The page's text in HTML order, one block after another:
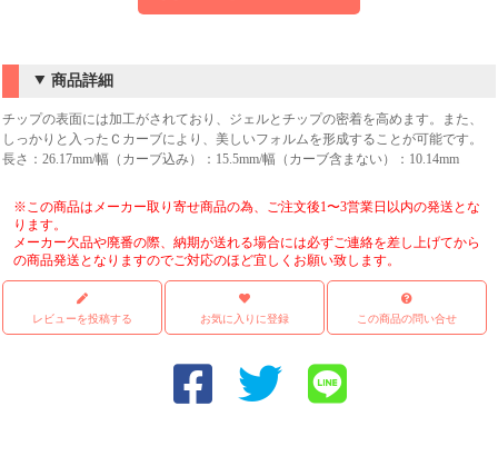
商品詳細
チップの表面には加工がされており、ジェルとチップの密着を高めます。また、
しっかりと入ったＣカーブにより、美しいフォルムを形成することが可能です。
長さ：26.17mm/幅（カーブ込み）：15.5mm/幅（カーブ含まない）：10.14mm
※この商品はメーカー取り寄せ商品の為、ご注文後1〜3営業日以内の発送とな
ります。
メーカー欠品や廃番の際、納期が送れる場合には必ずご連絡を差し上げてから
の商品発送となりますのでご対応のほど宜しくお願い致します。
レビューを投稿する お気に入りに登録 この商品の問い合せ